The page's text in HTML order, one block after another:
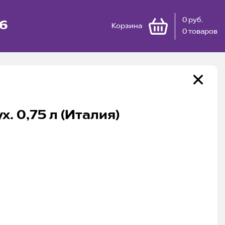
Корзина
0 руб.
0 товаров
0,75 л (Италия)